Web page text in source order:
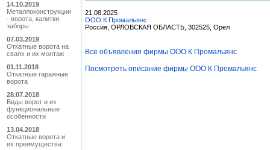
14.10.2019
Металлоконструкции
- ворота, калитки,
заборы
07.03.2019
Откатные ворота на
сваях и их монтаж
01.11.2018
Откатные гаражные
ворота
28.07.2018
Виды ворот и их
функциональные
особенности
13.04.2018
Откатные ворота и
их преимущества
21.08.2025
ООО К Промальянс
Россия, ОРЛОВСКАЯ ОБЛАСТЬ, 302525, Орел
Все объявления фирмы ООО К Промальянс
Посмотреть описание фирмы ООО К Промальянс